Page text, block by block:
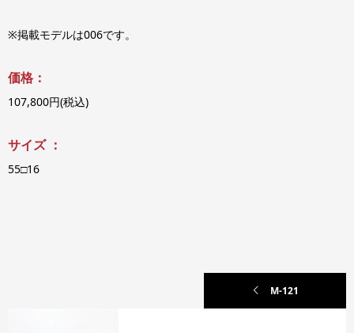
※掲載モデルは006です。
価格：
107,800円(税込)
サイズ ：
55□16
M-121